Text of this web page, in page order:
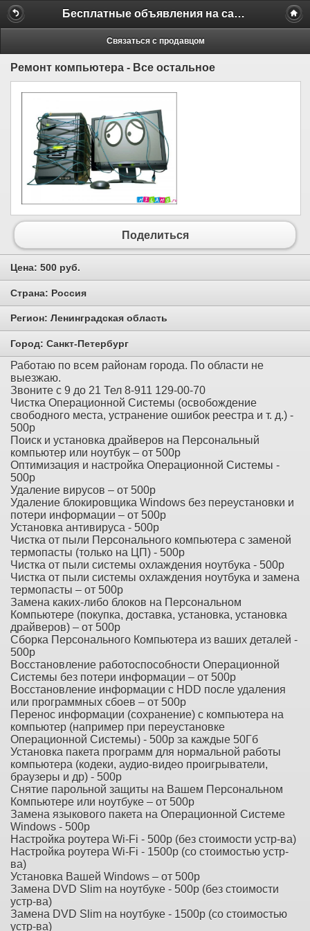
Бесплатные объявления на сайте MILAMO.ru
Связаться с продавцом
Ремонт компьютера - Все остальное
Поделиться
Цена: 500 руб.
Страна: Россия
Регион: Ленинградская область
Город: Санкт-Петербург
Работаю по всем районам города. По области не
выезжаю.
Звоните с 9 до 21 Тел 8-911 129-00-70
Чистка Операционной Системы (освобождение
свободного места, устранение ошибок реестра и т. д.) -
500р
Поиск и установка драйверов на Персональный
компьютер или ноутбук – от 500р
Оптимизация и настройка Операционной Системы -
500р
Удаление вирусов – от 500р
Удаление блокировщика Windows без переустановки и
потери информации – от 500р
Установка антивируса - 500р
Чистка от пыли Персонального компьютера с заменой
термопасты (только на ЦП) - 500р
Чистка от пыли системы охлаждения ноутбука - 500р
Чистка от пыли системы охлаждения ноутбука и замена
термопасты – от 500р
Замена каких-либо блоков на Персональном
Компьютере (покупка, доставка, установка, установка
драйверов) – от 500р
Сборка Персонального Компьютера из ваших деталей -
500р
Восстановление работоспособности Операционной
Системы без потери информации – от 500р
Восстановление информации с HDD после удаления
или программных сбоев – от 500р
Перенос информации (сохранение) с компьютера на
компьютер (например при переустановке
Операционной Системы) - 500р за каждые 50Гб
Установка пакета программ для нормальной работы
компьютера (кодеки, аудио-видео проигрыватели,
браузеры и др) - 500р
Снятие парольной защиты на Вашем Персональном
Компьютере или ноутбуке – от 500р
Замена языкового пакета на Операционной Системе
Windows - 500р
Настройка роутера Wi-Fi - 500р (без стоимости устр-ва)
Настройка роутера Wi-Fi - 1500р (со стоимостью устр-
ва)
Установка Вашей Windows – от 500р
Замена DVD Slim на ноутбуке - 500р (без стоимости
устр-ва)
Замена DVD Slim на ноутбуке - 1500р (со стоимостью
устр-ва)